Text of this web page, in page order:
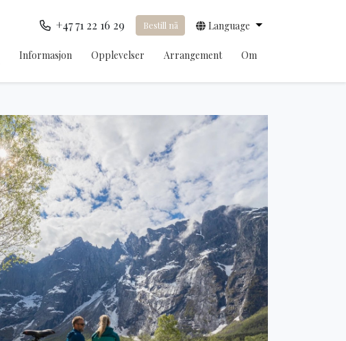
+47 71 22 16 29 Bestill nå Language
Informasjon Opplevelser Arrangement Om